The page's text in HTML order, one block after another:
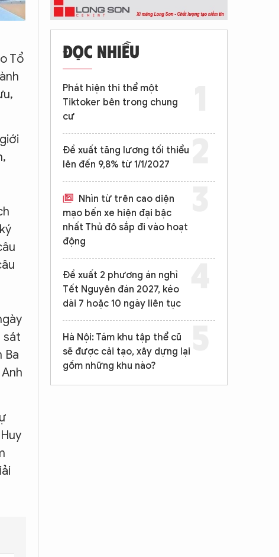
Tổ
sát
Ba
ĐỌC NHIỀU
Phát hiện thi thể một
Tiktoker bên trong chung
cư
Đề xuất tăng lương tối thiểu
lên đến 9,8% từ 1/1/2027
Nhìn từ trên cao diện
mạo bến xe hiện đại bậc
nhất Thủ đô sắp đi vào hoạt
động
Đề xuất 2 phương án nghỉ
Tết Nguyên đán 2027, kéo
dài 7 hoặc 10 ngày liên tục
Hà Nội: Tám khu tập thể cũ
sẽ được cải tạo, xây dựng lại
gồm những khu nào?